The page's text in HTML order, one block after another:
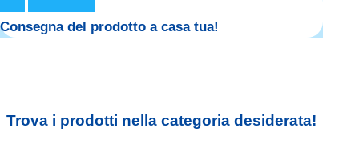
Consegna del prodotto a casa tua!
Trova i prodotti nella categoria desiderata!